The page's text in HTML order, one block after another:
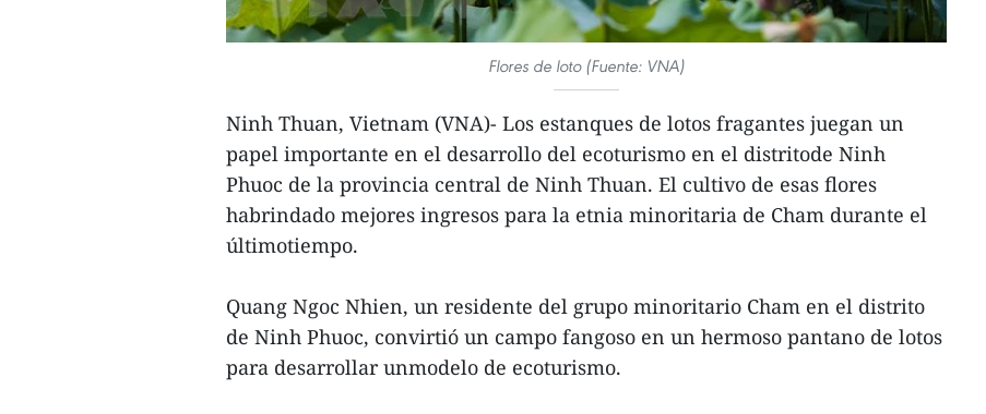
Flores de loto (Fuente: VNA)
Ninh Thuan, Vietnam (VNA)- Los estanques de lotos fragantes juegan un
papel importante en el desarrollo del ecoturismo en el distritode Ninh
Phuoc de la provincia central de Ninh Thuan. El cultivo de esas flores
habrindado mejores ingresos para la etnia minoritaria de Cham durante el
últimotiempo.
Quang Ngoc Nhien, un residente del grupo minoritario Cham en el distrito
de Ninh Phuoc, convirtió un campo fangoso en un hermoso pantano de lotos
para desarrollar unmodelo de ecoturismo.